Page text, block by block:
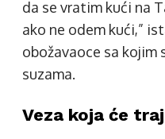
da se vratim kući na
ako ne odem kući,”
obožavaoce sa
suzama.
Veza koja će